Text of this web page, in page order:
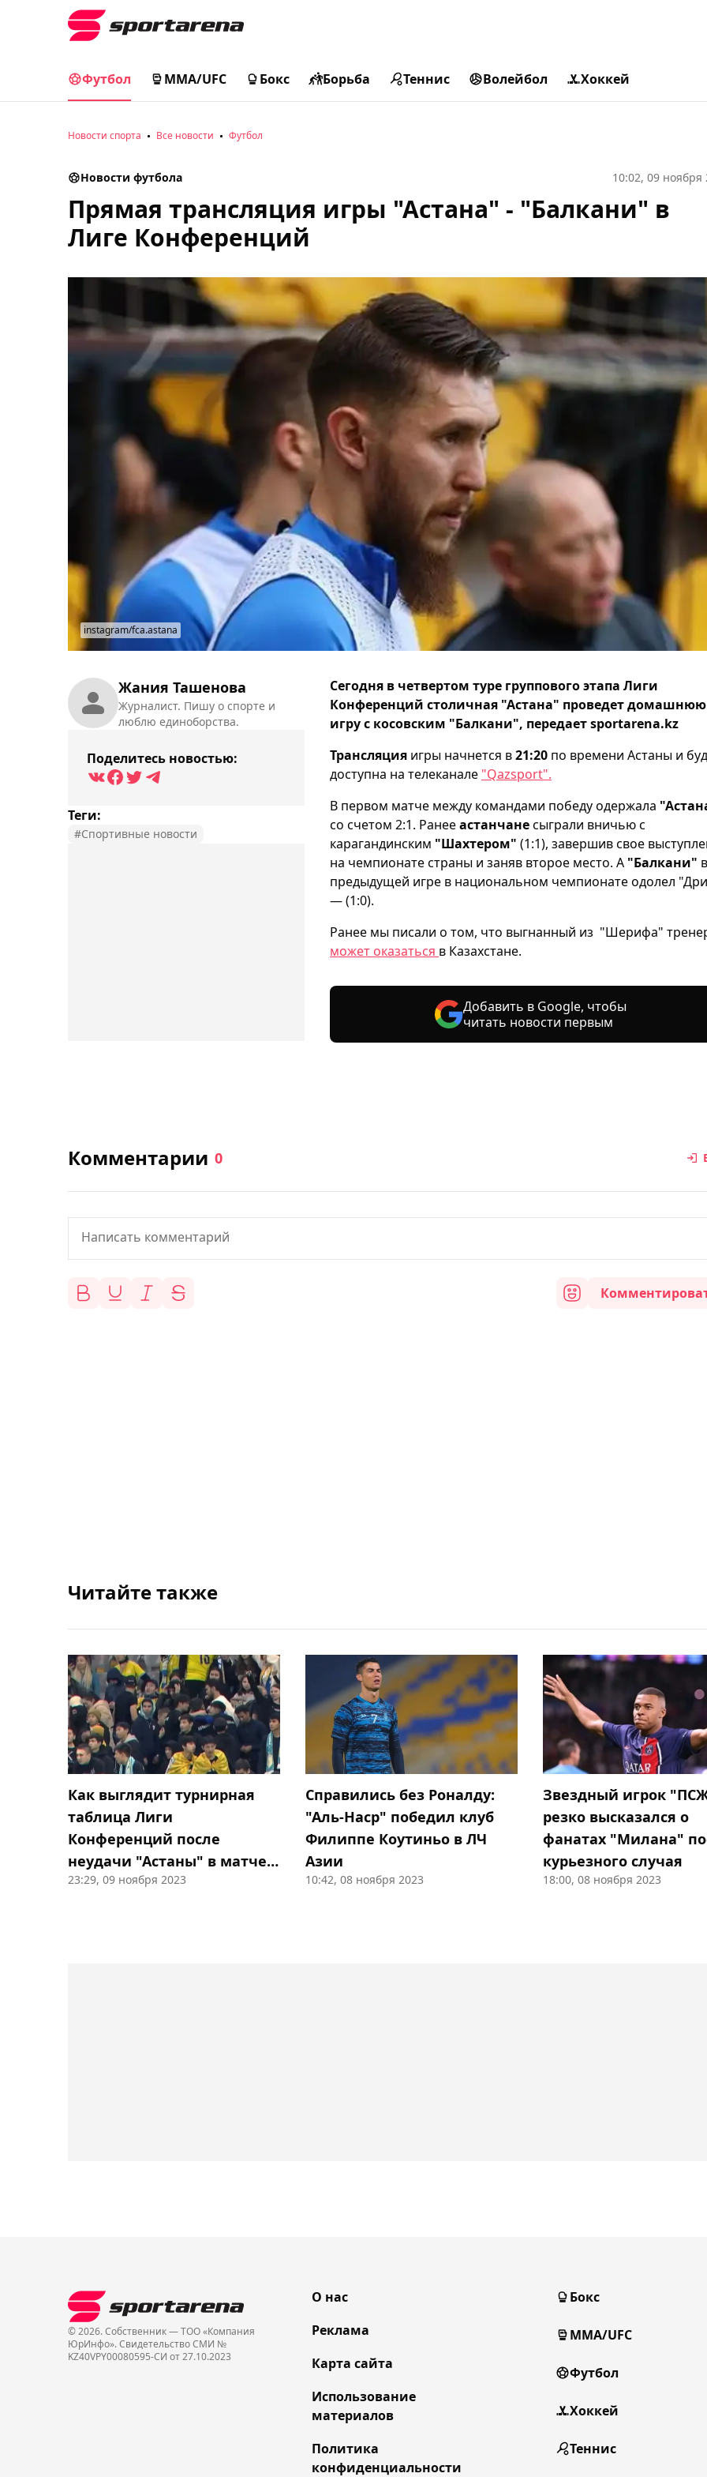
Футбол MMA/UFC Бокс Борьба Теннис Волейбол Хоккей
Новости спорта Все новости Футбол
Новости футбола 10:02, 09 ноября
Прямая трансляция игры "Астана" - "Балкани" в
Лиге Конференций
instagram/fca.astana
Жания Ташенова
Журналист. Пишу о спорте и
люблю единоборства.
Поделитесь новостью:
Теги:
#Спортивные новости
Сегодня в четвертом туре группового этапа Лиги
Конференций столичная "Астана" проведет домашнюю
игру с косовским "Балкани", передает sportarena.kz
Трансляция игры начнется в21:20 по времени Астаны и
доступна на телеканале "Qazsport".
В первом матче между командами победу одержала
со счетом 2:1. Ранееастанчанесыграли вничью с
карагандинским "Шахтером" (1:1), завершив свое
на чемпионате страны и заняв второе место. А "Балкани" в
предыдущей игре в национальном чемпионате одолел
— (1:0).
Ранее мы писали о том, что выгнанный из "Шерифа"
может оказаться в Казахстане.
Добавить в Google, чтобы
читать новости первым
Комментарии 0
Читайте также
Как выглядит турнирная
таблица Лиги
Конференций после
неудачи "Астаны" в матче с
"Балкани"
23:29, 09 ноября 2023
Справились без Роналду:
"Аль-Наср" победил клуб
Филиппе Коутиньо в ЛЧ
Азии
10:42, 08 ноября 2023
Звездный игрок
резко высказался о
фанатах "Милана"
курьезного случая
18:00, 08 ноября 2023
© 2026. Собственник — ТОО «Компания
ЮрИнфо». Cвидетельство СМИ №
KZ40VPY00080595-СИ от 27.10.2023
О нас
Реклама
Карта сайта
Использование
материалов
Политика
конфиденциальности
Бокс
MMA/UFC
Футбол
Хоккей
Теннис